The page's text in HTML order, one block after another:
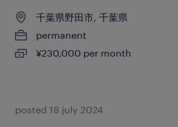
千葉県野田市, 千葉県
permanent
¥230,000 per month
posted 18 july 2024